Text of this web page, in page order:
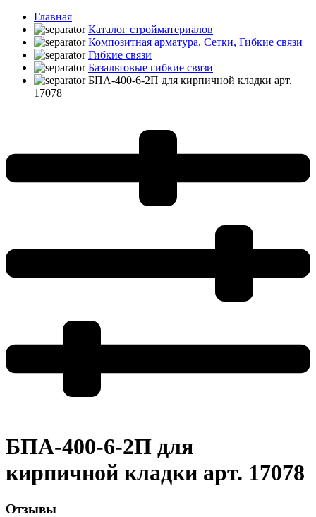
Главная
Каталог стройматериалов
Композитная арматура, Сетки, Гибкие связи
Гибкие связи
Базальтовые гибкие связи
БПА-400-6-2П для кирпичной кладки арт.
17078
БПА-400-6-2П для
кирпичной кладки арт. 17078
Отзывы